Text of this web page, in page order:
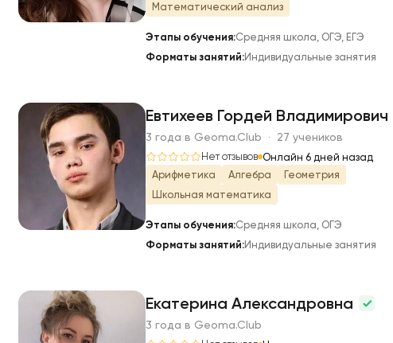
Математический анализ
Этапы обучения:Средняя школа, ОГЭ, ЕГЭ
Форматы занятий:Индивидуальные занятия
Е
Евтихеев Гордей Владимирович
3 года в Geoma.Club · 27 учеников
Нет отзывов Онлайн 6 дней назад
Арифметика
Алгебра
Геометрия
Школьная математика
Этапы обучения:Средняя школа, ОГЭ
Форматы занятий:Индивидуальные занятия
Екатерина Александровна
3 года в Geoma.Club